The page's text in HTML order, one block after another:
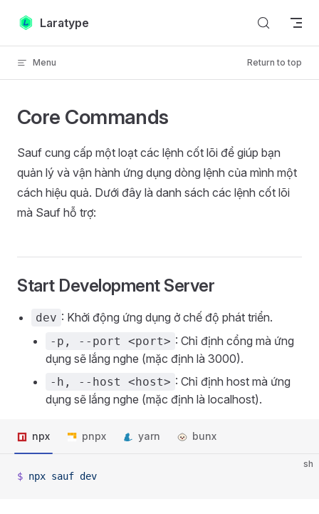
Skip to content
Laratype
Menu Return to top
Core Commands
Sauf cung cấp một loạt các lệnh cốt lõi để giúp bạn
quản lý và vận hành ứng dụng dòng lệnh của mình một
cách hiệu quả. Dưới đây là danh sách các lệnh cốt lõi
mà Sauf hỗ trợ:
Start Development Server
dev : Khởi động ứng dụng ở chế độ phát triển.
-p, --port <port> : Chỉ định cổng mà ứng
dụng sẽ lắng nghe (mặc định là 3000).
-h, --host <host> : Chỉ định host mà ứng
dụng sẽ lắng nghe (mặc định là localhost).
npx pnpx yarn bunx
sh
$ npx sauf dev